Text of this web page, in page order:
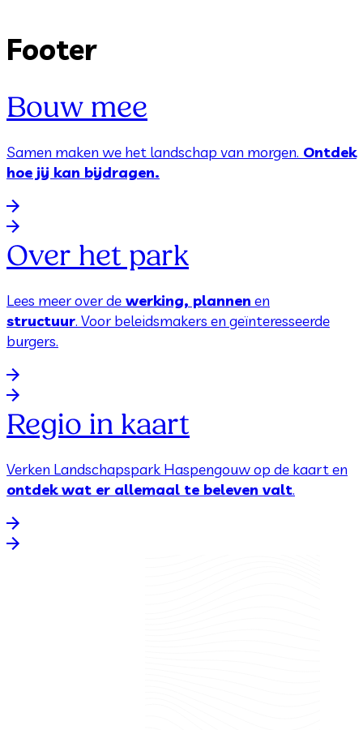
Footer
Bouw mee
Samen maken we het landschap van morgen. Ontdek
hoe jij kan bijdragen.
Over het park
Lees meer over de werking, plannen en
structuur. Voor beleidsmakers en geïnteresseerde
burgers.
Regio in kaart
Verken Landschapspark Haspengouw op de kaart en
ontdek wat er allemaal te beleven valt.